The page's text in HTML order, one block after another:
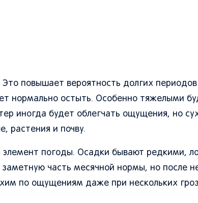
повышает вероятность долгих
нормально остыть. Особенно тяжелыми
иногда будет облегчать ощущения, но
растения и почву.
погоды. Осадки бывают редкими,
часть месячной нормы, но после
по ощущениям даже при нескольких